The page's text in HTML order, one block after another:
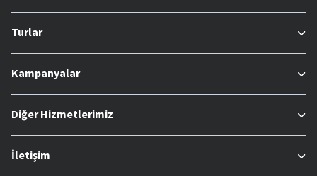
Turlar
Kampanyalar
Diğer Hizmetlerimiz
İletişim